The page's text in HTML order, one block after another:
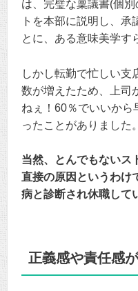
は、完璧な稟議書(個
トを本部に説明し、承
とに、ある意味美学す
しかし転勤で忙しい支
数が増えたため、上司
ねぇ！60％でいいから
ったことがありました。
当然、とんでもないス
直接の原因というわけ
病と診断され休職して
正義感や責任感